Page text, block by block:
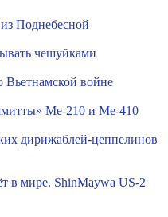
Поднебесной
чешуйками
Вьетнамской войне
Ме-210 и Ме-410
дирижаблей-цеппелинов
в мире. ShinMaywa US-2